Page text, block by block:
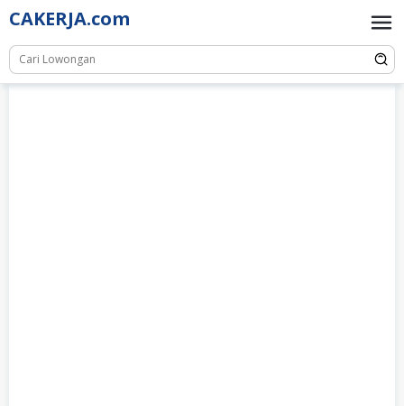
Skip
to
content
CAKERJA.com